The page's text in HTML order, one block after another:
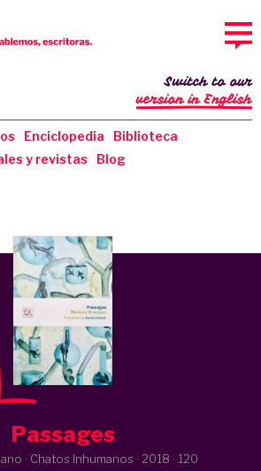
Enciclopedia
Biblioteca
y revistas
Blog
Switch to our
version in English
Passages
· Chatos Inhumanos · 2018 · 120